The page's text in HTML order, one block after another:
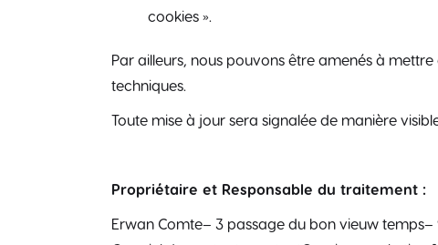
cookies ».
Par ailleurs, nous pouvons être amenés à
techniques.
Toute mise à jour sera signalée de manière
Propriétaire et Responsable du traitement :
Erwan Comte– 3 passage du bon vieuw temps–